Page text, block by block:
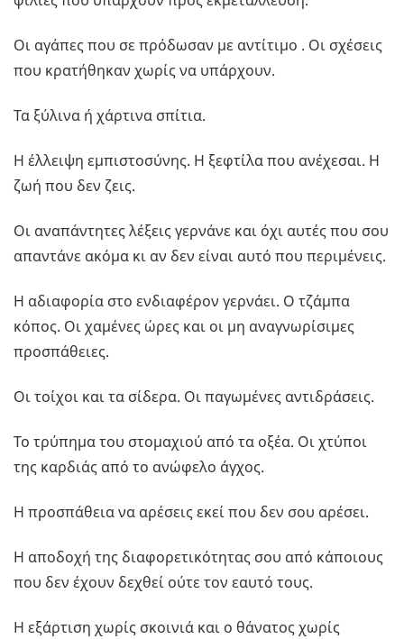
Οι αγάπες που σε πρόδωσαν με αντίτιμο . Οι σχέσεις
που κρατήθηκαν χωρίς να υπάρχουν.
Τα ξύλινα ή χάρτινα σπίτια.
Η έλλειψη εμπιστοσύνης. Η ξεφτίλα που ανέχεσαι. Η
ζωή που δεν ζεις.
Οι αναπάντητες λέξεις γερνάνε και όχι αυτές που σου
απαντάνε ακόμα κι αν δεν είναι αυτό που περιμένεις.
Η αδιαφορία στο ενδιαφέρον γερνάει. Ο τζάμπα
κόπος. Οι χαμένες ώρες και οι μη αναγνωρίσιμες
προσπάθειες.
Οι τοίχοι και τα σίδερα. Οι παγωμένες αντιδράσεις.
Το τρύπημα του στομαχιού από τα οξέα. Οι χτύποι
της καρδιάς από το ανώφελο άγχος.
Η προσπάθεια να αρέσεις εκεί που δεν σου αρέσει.
Η αποδοχή της διαφορετικότητας σου από κάποιους
που δεν έχουν δεχθεί ούτε τον εαυτό τους.
Η εξάρτιση χωρίς σκοινιά και ο θάνατος χωρίς